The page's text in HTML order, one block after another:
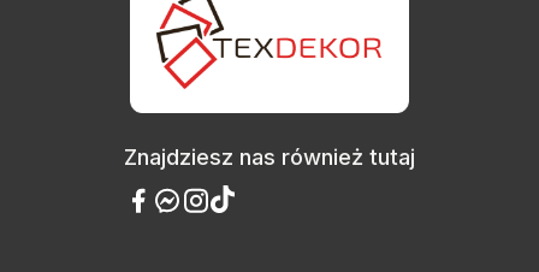
Znajdziesz nas również tutaj